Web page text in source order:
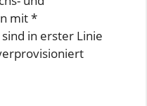
mit *
in erster Linie